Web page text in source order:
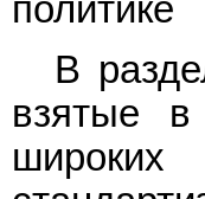
политике
В
взятые
широких